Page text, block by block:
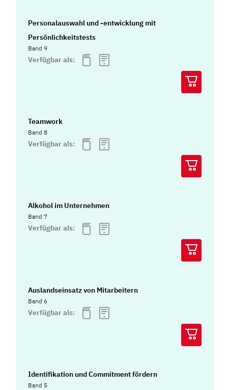
Personalauswahl und -entwicklung mit
Persönlichkeitstests
Band 9
Verfügbar als:
Teamwork
Band 8
Verfügbar als:
Alkohol im Unternehmen
Band 7
Verfügbar als:
Auslandseinsatz von Mitarbeitern
Band 6
Verfügbar als:
Identifikation und Commitment fördern
Band 5